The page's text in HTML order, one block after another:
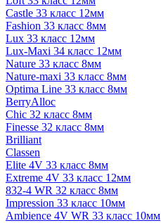
Castle 33 класс 12мм
Fashion 33 класс 8мм
Lux 33 класс 12мм
Lux-Maxi 34 класс 12мм
Nature 33 класс 8мм
Nature-maxi 33 класс 8мм
Optima Line 33 класс 8мм
BerryAlloc
Chic 32 класс 8мм
Finesse 32 класс 8мм
Brilliant
Classen
Elite 4V 33 класс 8мм
Extreme 4V 33 класс 12мм
832-4 WR 32 класс 8мм
Impression 33 класс 10мм
Ambience 4V WR 33 класс 10мм